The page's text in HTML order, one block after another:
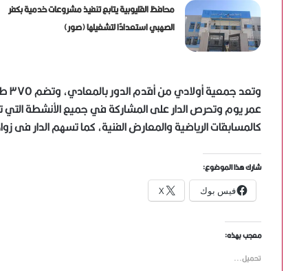
محافظ القليوبية يتابع تنفيذ مشروعات خدمية بكفر
الصهبي استعدادًا لتشغيلها (صور)
عمر يوم وتحرص الدار على المشاركة في جميع الأنشطة
كالمسابقات الرياضية والمعارض الفنية، كما تسهم الدار فى
شارك هذا الموضوع:
فيس بوك X
معجب بهذه:
تحميل...